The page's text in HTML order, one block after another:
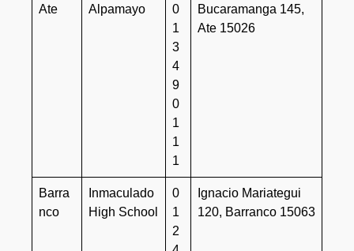
Ate Alpamayo
0
1
3
4
9
0
1
1
1
Bucaramanga 145,
Ate 15026
Barra
nco
Inmaculado
High School
0
1
2
Ignacio Mariategui
120, Barranco 15063